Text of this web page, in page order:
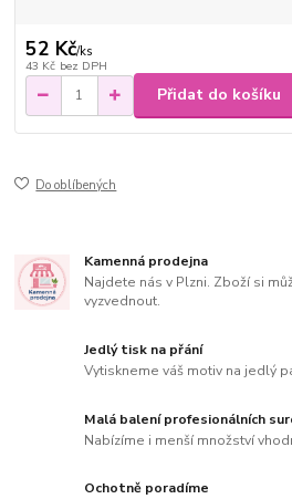
52 Kč/ks
43 Kč bez DPH
Přidat do košíku
Do oblíbených
Kamenná prodejna
Najdete nás v Plzni. Zboží si
vyzvednout.
Jedlý tisk na přání
Vytiskneme váš motiv na jedlý
Malá balení profesionálních
Nabízíme i menší množství
Ochotně poradíme